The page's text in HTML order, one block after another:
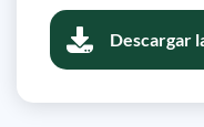
Descargar